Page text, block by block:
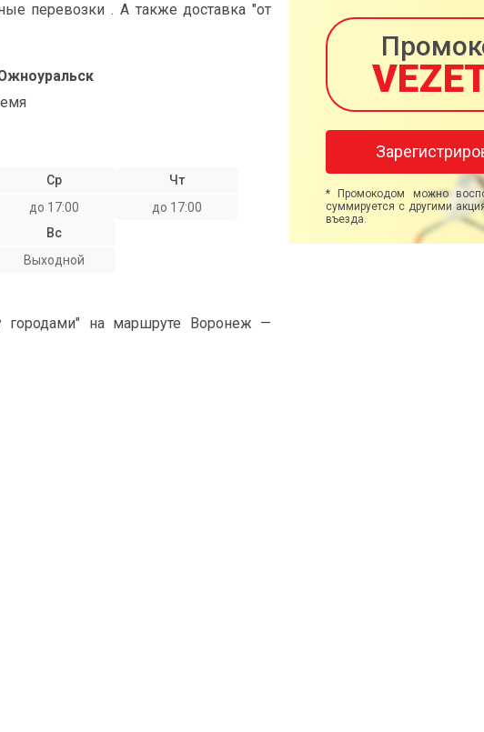
перевозки . А также доставка "от
Ср
до 17:00
Чт
до 17:00
Вс
Выходной
городами" на маршруте Воронеж —
* Промокодом можно
суммируется с другими
въезда.